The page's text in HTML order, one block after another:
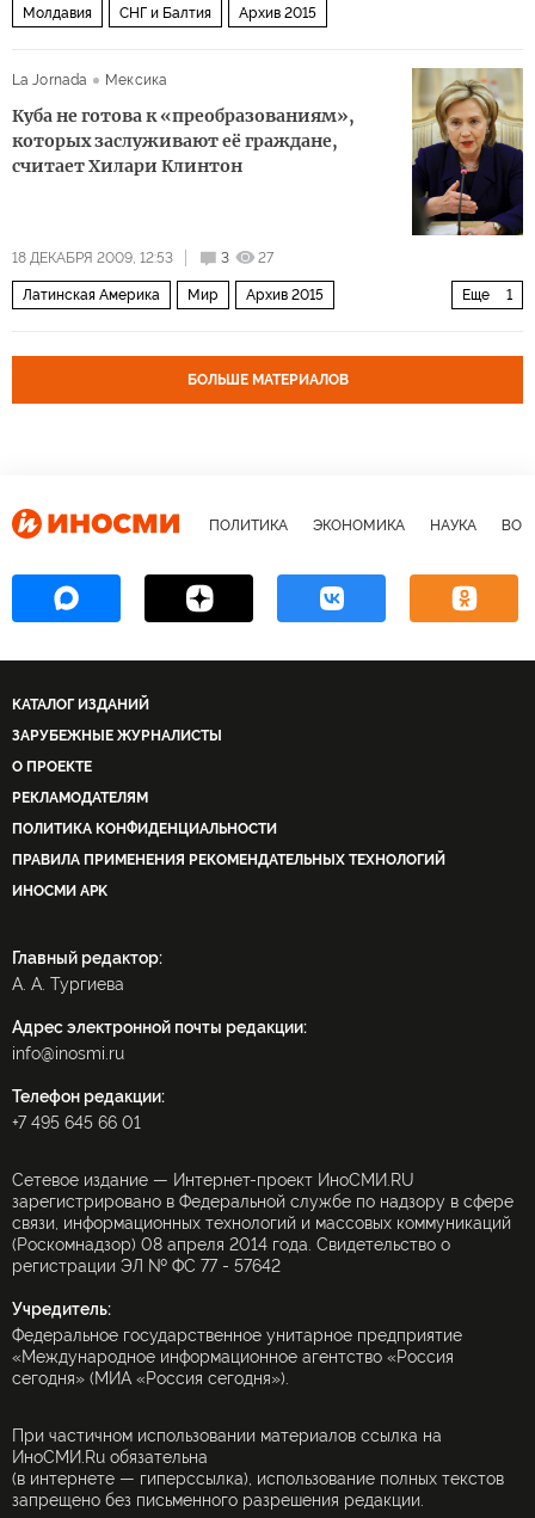
Молдавия СНГ и Балтия Архив 2015
La Jornada Мексика
Куба не готова к «преобразованиям»,
которых заслуживают её граждане,
считает Хилари Клинтон
18 ДЕКАБРЯ 2009, 12:53 3 27
Еще 1
Латинская Америка Мир Архив 2015
БОЛЬШЕ МАТЕРИАЛОВ
ПОЛИТИКА ЭКОНОМИКА НАУКА
КАТАЛОГ ИЗДАНИЙ
ЗАРУБЕЖНЫЕ ЖУРНАЛИСТЫ
О ПРОЕКТЕ
РЕКЛАМОДАТЕЛЯМ
ПОЛИТИКА КОНФИДЕНЦИАЛЬНОСТИ
ПРАВИЛА ПРИМЕНЕНИЯ РЕКОМЕНДАТЕЛЬНЫХ ТЕХНОЛОГИЙ
ИНОСМИ APK
Главный редактор:
А. А. Тургиева
Адрес электронной почты редакции:
info@inosmi.ru
Телефон редакции:
+7 495 645 66 01
Сетевое издание — Интернет-проект ИноСМИ.RU
зарегистрировано в Федеральной службе по надзору в сфере
связи, информационных технологий и массовых коммуникаций
(Роскомнадзор) 08 апреля 2014 года. Свидетельство о
регистрации ЭЛ № ФС 77 - 57642
Учредитель:
Федеральное государственное унитарное предприятие
«Международное информационное агентство «Россия
сегодня» (МИА «Россия сегодня»).
При частичном использовании материалов ссылка на
ИноСМИ.Ru обязательна
(в интернете — гиперссылка), использование полных текстов
запрещено без письменного разрешения редакции.